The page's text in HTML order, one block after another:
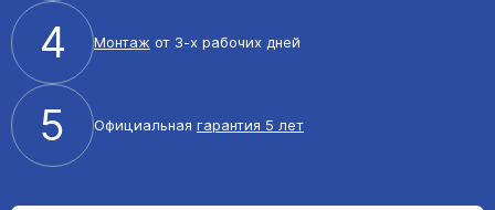
4 Монтаж от 3-х рабочих дней
5 Официальная гарантия 5 лет